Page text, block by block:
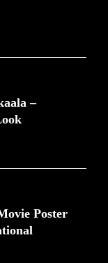
–
Poster